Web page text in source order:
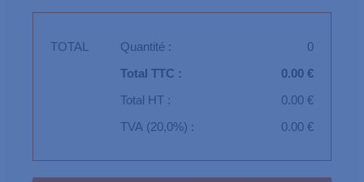
TOTAL Quantité :
0
Total TTC :
0.00 €
Total HT :
0.00 €
TVA (20,0%) :
0.00 €